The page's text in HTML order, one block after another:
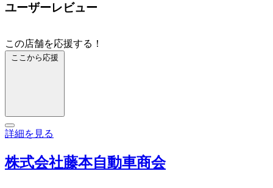
ユーザーレビュー
この店舗を応援する！
ここから応援
詳細を見る
株式会社藤本自動車商会